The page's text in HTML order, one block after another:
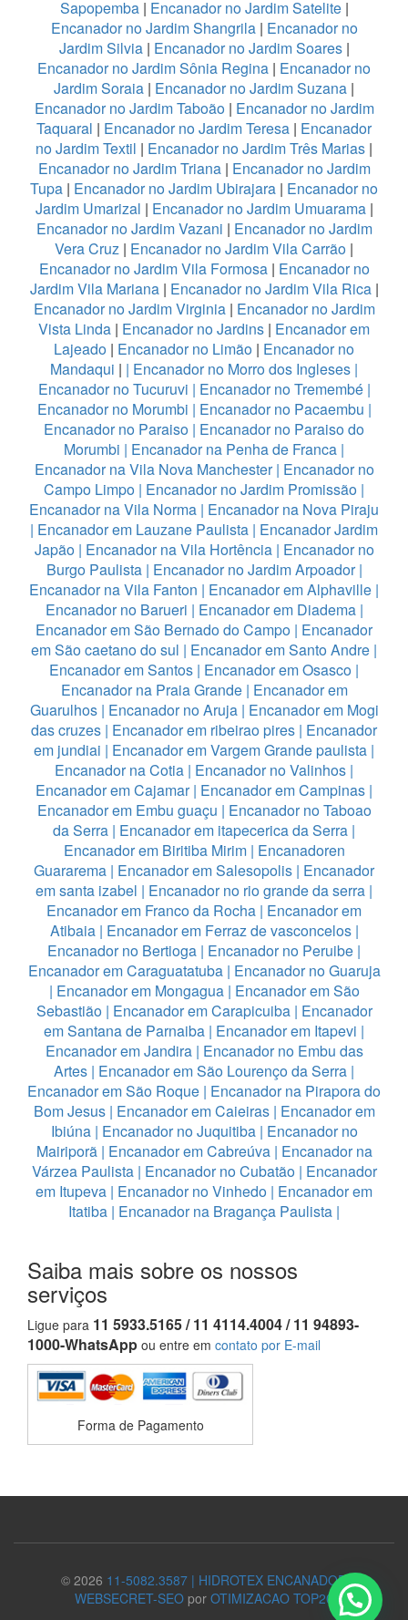
Sapopemba| Encanador no Jardim Satelite|
Encanador no Jardim Shangrila| Encanador no
Jardim Silvia| Encanador no Jardim Soares|
Encanador no Jardim Sônia Regina | Encanador no
Jardim Soraia | Encanador no Jardim Suzana |
Encanador no Jardim Taboão| Encanador no Jardim
Taquaral | Encanador no Jardim Teresa | Encanador
no Jardim Textil | Encanador no Jardim Três Marias |
Encanador no Jardim Triana| Encanador no Jardim
Tupa | Encanador no Jardim Ubirajara | Encanador no
Jardim Umarizal | Encanador no Jardim Umuarama|
Encanador no Jardim Vazani | Encanador no Jardim
Vera Cruz | Encanador no Jardim Vila Carrão |
Encanador no Jardim Vila Formosa| Encanador no
Jardim Vila Mariana| Encanador no Jardim Vila Rica|
Encanador no Jardim Virginia| Encanador no Jardim
Vista Linda | Encanador no Jardins | Encanador em
Lajeado | Encanador no Limão | Encanador no
Mandaqui | | Encanador no Morro dos Ingleses |
Encanador no Tucuruvi | Encanador no Tremembé|
Encanador no Morumbi | Encanador no Pacaembu |
Encanador no Paraiso | Encanador no Paraiso do
Morumbi | Encanador na Penha de Franca |
Encanador na Vila Nova Manchester| Encanador no
Campo Limpo | Encanador no Jardim Promissão |
Encanador na Vila Norma | Encanador na Nova Piraju
| Encanador em Lauzane Paulista | Encanador Jardim
Japão| Encanador na Vila Hortência| Encanador no
Burgo Paulista| Encanador no Jardim Arpoador|
Encanador na Vila Fanton | Encanador em Alphaville |
Encanador no Barueri | Encanador em Diadema|
Encanador em São Bernado do Campo | Encanador
em São caetano do sul | Encanador em Santo Andre |
Encanador em Santos | Encanador em Osasco |
Encanador na Praia Grande| Encanador em
Guarulhos| Encanador no Aruja| Encanador em Mogi
das cruzes | Encanador em ribeirao pires | Encanador
em jundiai | Encanador em Vargem Grande paulista |
Encanador na Cotia | Encanador no Valinhos |
Encanador em Cajamar| Encanador em Campinas |
Encanador em Embu guaçu | Encanador no Taboao
da Serra | Encanador em itapecerica da Serra |
Encanador em Biritiba Mirim| Encanadoren
Guararema | Encanador em Salesopolis | Encanador
em santa izabel | Encanador no rio grande da serra |
Encanador em Franco da Rocha | Encanador em
Atibaia| Encanador em Ferraz de vasconcelos|
Encanador no Bertioga | Encanador no Peruibe |
Encanador em Caraguatatuba| Encanador no Guaruja
| Encanador em Mongagua| Encanador em São
Sebastião| Encanador em Carapicuiba| Encanador
em Santana de Parnaiba | Encanador em Itapevi |
Encanador em Jandira| Encanador no Embu das
Artes | Encanador em São Lourenço da Serra |
Encanador em São Roque | Encanador na Pirapora do
Bom Jesus| Encanador em Caieiras| Encanador em
Ibiúna| Encanador no Juquitiba| Encanador no
Mairiporã| Encanador em Cabreúva| Encanador na
Várzea Paulista| Encanador no Cubatão| Encanador
em Itupeva | Encanador no Vinhedo | Encanador em
Itatiba | Encanador na Bragança Paulista |
Saiba mais sobre os nossos
serviços
Ligue para 11 5933.5165 / 11 4114.4004 / 11 94893-
1000-WhatsApp ou entre em contato por E-mail
Forma de Pagamento
© 2026 11-5082.3587 | HIDROTEX ENCANADOR
WEBSECRET-SEO por OTIMIZACAO TOP20